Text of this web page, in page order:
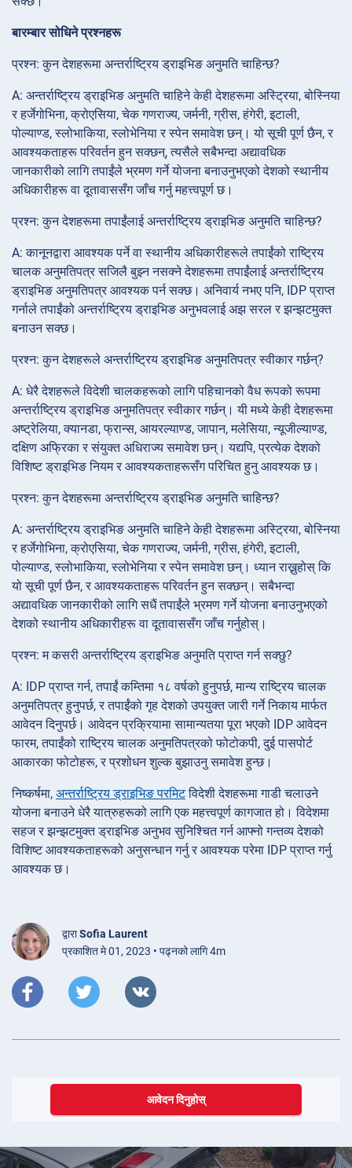
बारम्बार सोधिने प्रश्नहरू
प्रश्न: कुन देशहरूमा अन्तर्राष्ट्रिय ड्राइभिङ अनुमति चाहिन्छ?
A: अन्तर्राष्ट्रिय ड्राइभिङ अनुमति चाहिने केही देशहरूमा अस्ट्रिया, बोस्निया
र हर्जेगोभिना, क्रोएसिया, चेक गणराज्य, जर्मनी, ग्रीस, हंगेरी, इटाली,
पोल्याण्ड, स्लोभाकिया, स्लोभेनिया र स्पेन समावेश छन्। यो सूची पूर्ण छैन, र
आवश्यकताहरू परिवर्तन हुन सक्छन्, त्यसैले सबैभन्दा अद्यावधिक
जानकारीको लागि तपाईंले भ्रमण गर्ने योजना बनाउनुभएको देशको स्थानीय
अधिकारीहरू वा दूतावाससँग जाँच गर्नु महत्त्वपूर्ण छ।
प्रश्न: कुन देशहरूमा तपाईंलाई अन्तर्राष्ट्रिय ड्राइभिङ अनुमति चाहिन्छ?
A: कानूनद्वारा आवश्यक पर्ने वा स्थानीय अधिकारीहरूले तपाईंको राष्ट्रिय
चालक अनुमतिपत्र सजिलै बुझ्न नसक्ने देशहरूमा तपाईंलाई अन्तर्राष्ट्रिय
ड्राइभिङ अनुमतिपत्र आवश्यक पर्न सक्छ। अनिवार्य नभए पनि, IDP प्राप्त
गर्नाले तपाईंको अन्तर्राष्ट्रिय ड्राइभिङ अनुभवलाई अझ सरल र झन्झटमुक्त
बनाउन सक्छ।
प्रश्न: कुन देशहरूले अन्तर्राष्ट्रिय ड्राइभिङ अनुमतिपत्र स्वीकार गर्छन्?
A: धेरै देशहरूले विदेशी चालकहरूको लागि पहिचानको वैध रूपको रूपमा
अन्तर्राष्ट्रिय ड्राइभिङ अनुमतिपत्र स्वीकार गर्छन्। यी मध्ये केही देशहरूमा
अष्ट्रेलिया, क्यानडा, फ्रान्स, आयरल्याण्ड, जापान, मलेसिया, न्यूजील्याण्ड,
दक्षिण अफ्रिका र संयुक्त अधिराज्य समावेश छन्। यद्यपि, प्रत्येक देशको
विशिष्ट ड्राइभिङ नियम र आवश्यकताहरूसँग परिचित हुनु आवश्यक छ।
प्रश्न: कुन देशहरूमा अन्तर्राष्ट्रिय ड्राइभिङ अनुमति चाहिन्छ?
A: अन्तर्राष्ट्रिय ड्राइभिङ अनुमति चाहिने केही देशहरूमा अस्ट्रिया, बोस्निया
र हर्जेगोभिना, क्रोएसिया, चेक गणराज्य, जर्मनी, ग्रीस, हंगेरी, इटाली,
पोल्याण्ड, स्लोभाकिया, स्लोभेनिया र स्पेन समावेश छन्। ध्यान राख्नुहोस् कि
यो सूची पूर्ण छैन, र आवश्यकताहरू परिवर्तन हुन सक्छन्। सबैभन्दा
अद्यावधिक जानकारीको लागि सधैं तपाईंले भ्रमण गर्ने योजना बनाउनुभएको
देशको स्थानीय अधिकारीहरू वा दूतावाससँग जाँच गर्नुहोस्।
प्रश्न: म कसरी अन्तर्राष्ट्रिय ड्राइभिङ अनुमति प्राप्त गर्न सक्छु?
A: IDP प्राप्त गर्न, तपाईं कम्तिमा १८ वर्षको हुनुपर्छ, मान्य राष्ट्रिय चालक
अनुमतिपत्र हुनुपर्छ, र तपाईंको गृह देशको उपयुक्त जारी गर्ने निकाय मार्फत
आवेदन दिनुपर्छ। आवेदन प्रक्रियामा सामान्यतया पूरा भएको IDP आवेदन
फारम, तपाईंको राष्ट्रिय चालक अनुमतिपत्रको फोटोकपी, दुई पासपोर्ट
आकारका फोटोहरू, र प्रशोधन शुल्क बुझाउनु समावेश हुन्छ।
निष्कर्षमा, अन्तर्राष्ट्रिय ड्राइभिङ परमिटविदेशी देशहरूमा गाडी चलाउने
योजना बनाउने धेरै यात्रुहरूको लागि एक महत्त्वपूर्ण कागजात हो। विदेशमा
सहज र झन्झटमुक्त ड्राइभिङ अनुभव सुनिश्चित गर्न आफ्नो गन्तव्य देशको
विशिष्ट आवश्यकताहरूको अनुसन्धान गर्नु र आवश्यक परेमा IDP प्राप्त गर्नु
आवश्यक छ।
द्वाराSofia Laurent
प्रकाशित मे 01, 2023 • पढ्नको लागि 4m
आवेदन दिनुहोस्